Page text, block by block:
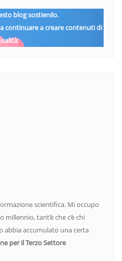
blog sostienilo.
continuare a creare contenuti di
scientifica. Mi occupo
millennio, tant’è che c’è chi
abbia accumulato una certa
per il Terzo Settore